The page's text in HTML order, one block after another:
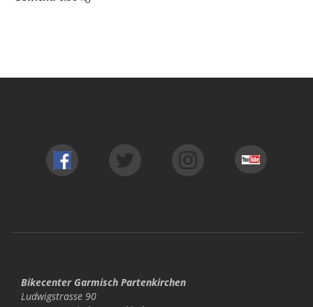
Bikecenter Garmisch Partenkirchen
Ludwigstrasse 90